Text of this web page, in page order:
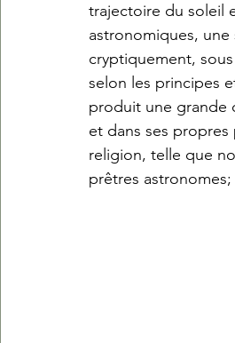
trajectoire du soleil
astronomiques,
cryptiquement,
selon les principes
produit une grande
et dans ses
religion, telle que
prêtres